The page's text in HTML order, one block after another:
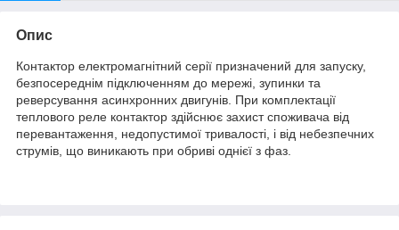
Опис
Контактор електромагнітний серії призначений для запуску,
безпосереднім підключенням до мережі, зупинки та
реверсування асинхронних двигунів. При комплектації
теплового реле контактор здійснює захист споживача від
перевантаження, недопустимої тривалості, і від небезпечних
струмів, що виникають при обриві однієї з фаз.